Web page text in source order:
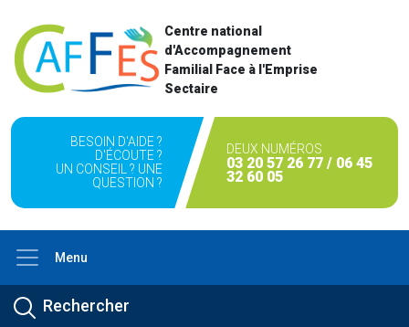
Centre national
d'Accompagnement
Familial Face à l'Emprise
Sectaire
BESOIN D'AIDE ?
D'ÉCOUTE ?
UN CONSEIL ? UNE
QUESTION ?
DEUX NUMÉROS
03 20 57 26 77 / 06 45
32 60 05
Menu